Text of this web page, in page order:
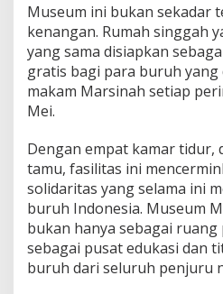
Museum ini bukan sekadar
kenangan. Rumah singgah
yang sama disiapkan
gratis bagi para buruh
makam Marsinah setiap
Mei.
Dengan empat kamar tidur,
tamu, fasilitas ini
solidaritas yang selama ini
buruh Indonesia. Museum
bukan hanya sebagai ruang
sebagai pusat edukasi dan
buruh dari seluruh penjuru